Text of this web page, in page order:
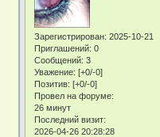
Зарегистрирован: 2025-10-21
Приглашений: 0
Сообщений: 3
Уважение: [+0/-0]
Позитив: [+0/-0]
Провел на форуме:
26 минут
Последний визит:
2026-04-26 20:28:28